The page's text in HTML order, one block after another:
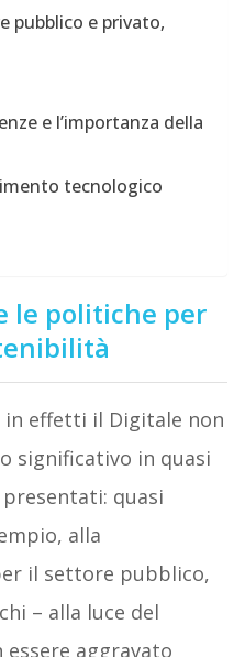
pubblico e privato,
e l’importanza della
tecnologico
le politiche per
in effetti il Digitale non
significativo in quasi
quasi
alla
il settore pubblico,
– alla luce del
aggravato